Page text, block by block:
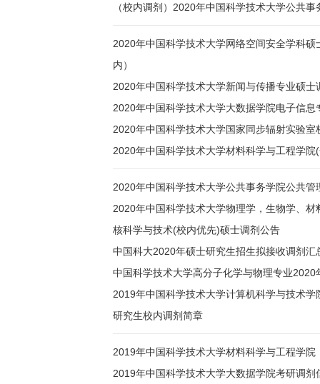
（校内调剂）2020年中国科学技术大学公共
2020年中国科学技术大学网络空间安全学科
内）
2020年中国科学技术大学新闻与传播专业硕士
2020年中国科学技术大学大数据学院电子信息
2020年中国科学技术大学国家同步辐射实验室
2020年中国科学技术大学材料科学与工程学院
2020年中国科学技术大学公共事务学院公共管
2020年中国科学技术大学物理学，生物学、
核科学与技术(校内优先)硕士调剂公告
中国科大2020年硕士研究生招生拟接收调剂汇
中国科学技术大学高分子化学与物理专业2020
2019年中国科学技术大学计算机科学与技术
研究生校内调剂简章
2019年中国科学技术大学材料科学与工程学
2019年中国科学技术大学大数据学院考研调剂